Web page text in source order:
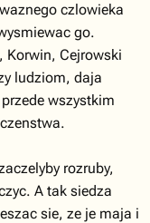
czlowieka
go.
Korwin, Cejrowski
ludziom, daja
wszystkim
rozruby,
A tak siedza
sie, ze je maja i